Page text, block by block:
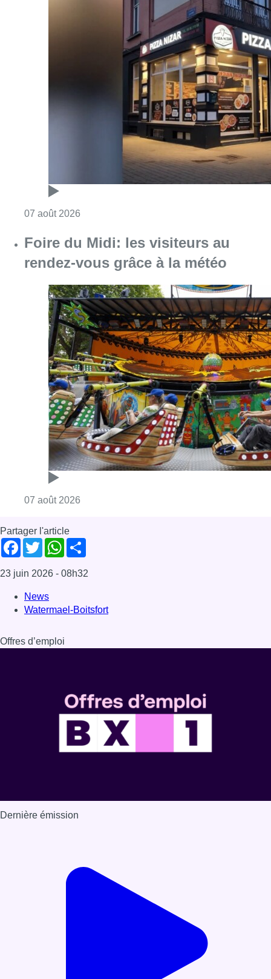
Consulter l'article "Pizza Nizar: un coup de
Foire du Midi: les visiteurs au
rendez-vous grâce à la météo
07 août 2026 Consulter l'article "Foire du Midi: les
Partager l'article
Facebook
TwitterWhatsApp
Share
23 juin 2026- 08h32
News
Watermael-Boitsfort
Offres d’emploi